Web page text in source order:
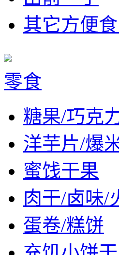
其它方便
零食
糖果/巧克
洋芋片/爆
蜜饯干果
肉干/卤味/
蛋卷/糕饼